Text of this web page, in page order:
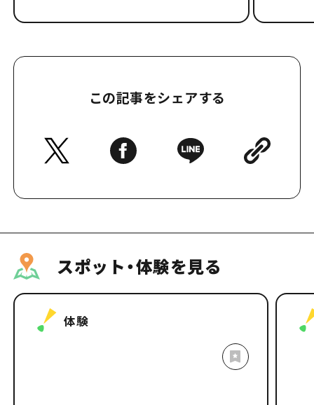
この記事をシェアする
スポット・体験を見る
体験